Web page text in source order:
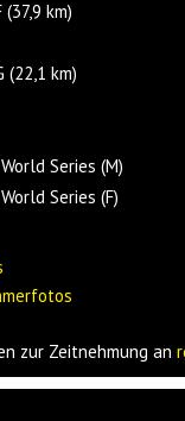
km)
(22,1 km)
Series (M)
Series (F)
zur Zeitnehmung an